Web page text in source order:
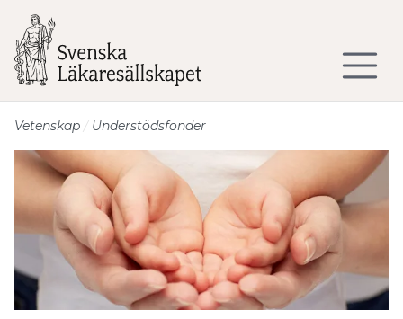
Vetenskap Understödsfonder